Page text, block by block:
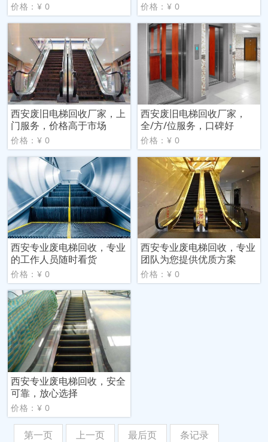
价格：¥ 0 价格：¥ 0
西安废旧电梯回收厂家，上
门服务，价格高于市场
价格：¥ 0
西安废旧电梯回收厂家，
全/方/位服务，口碑好
价格：¥ 0
西安专业废电梯回收，专业
的工作人员随时看货
价格：¥ 0
西安专业废电梯回收，专业
团队为您提供优质方案
价格：¥ 0
西安专业废电梯回收，安全
可靠，放心选择
价格：¥ 0
第一页 上一页 最后页 条记录